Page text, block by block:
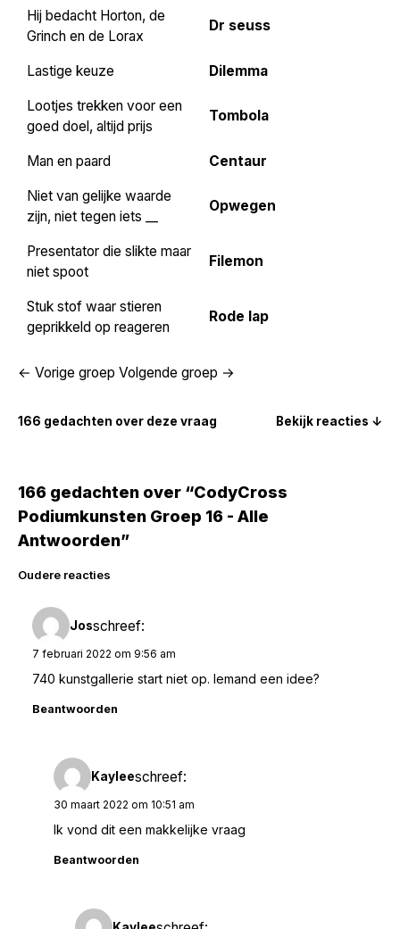
Hij bedacht Horton, de
Grinch en de Lorax
Dr seuss
Lastige keuze Dilemma
Lootjes trekken voor een
goed doel, altijd prijs
Tombola
Man en paard Centaur
Niet van gelijke waarde
zijn, niet tegen iets __
Opwegen
Presentator die slikte maar
niet spoot
Filemon
Stuk stof waar stieren
geprikkeld op reageren
Rode lap
← Vorige groep Volgende groep →
166 gedachten over deze vraag Bekijk reacties ↓
166 gedachten over “CodyCross
Podiumkunsten Groep 16 - Alle
Antwoorden”
Reacties
navigatie
Oudere reacties
Josschreef:
7 februari 2022 om 9:56 am
740 kunstgallerie start niet op. Iemand een idee?
Beantwoorden
Kayleeschreef:
30 maart 2022 om 10:51 am
Ik vond dit een makkelijke vraag
Beantwoorden